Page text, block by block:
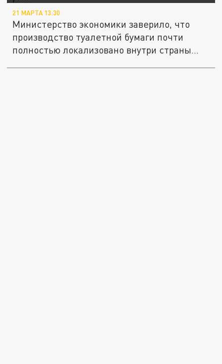
21 МАРТА 13:30
Министерство экономики заверило, что
производство туалетной бумаги почти
полностью локализовано внутри страны...